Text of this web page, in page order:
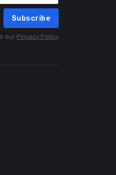
Subscribe
our Privacy Policy